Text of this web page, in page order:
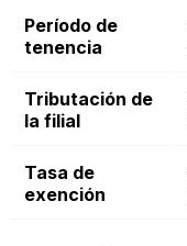
Período de
tenencia
Tributación de
la filial
Tasa de
exención